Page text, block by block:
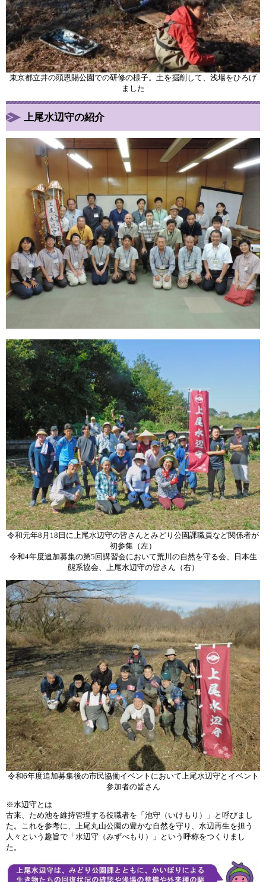
東京都立井の頭恩賜公園での研修の様子。土を掘削して、浅場をひろげ
ました
上尾水辺守の紹介
令和元年8月18日に​上尾水辺守の皆さんとみどり公園課職員など関係者が
初参集（左）
令和4年度追加募集の第5回講習会において荒川の自然を守る会、日本生
態系協会、上尾水辺守の皆さん（右）
令和6年度追加募集後の市民協働イベントにおいて上尾水辺守とイベント
参加者の皆さん​
※水辺守とは
古来、ため池を維持管理する役職者を「池守（いけもり）」と呼びまし
た。これを参考に、上尾丸山公園の豊かな自然を守り、水辺再生を担う
人々という趣旨で「水辺守（みずべもり）」という呼称をつくりまし
た。